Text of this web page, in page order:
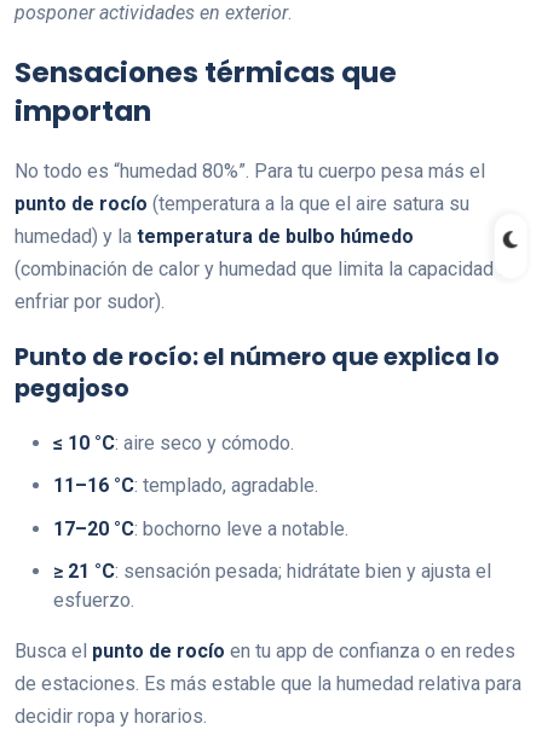
posponer actividades en exterior.
Sensaciones térmicas que
importan
No todo es “humedad 80%”. Para tu cuerpo pesa más el
punto de rocío (temperatura a la que el aire satura su
humedad) y la temperatura de bulbo húmedo
(combinación de calor y humedad que limita la capacidad de
enfriar por sudor).
Punto de rocío: el número que explica lo
pegajoso
≤ 10 °C: aire seco y cómodo.
11–16 °C: templado, agradable.
17–20 °C: bochorno leve a notable.
≥ 21 °C: sensación pesada; hidrátate bien y ajusta el
esfuerzo.
Busca el punto de rocío en tu app de confianza o en redes
de estaciones. Es más estable que la humedad relativa para
decidir ropa y horarios.